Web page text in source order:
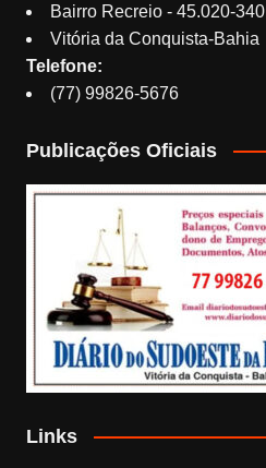
Bairro Recreio - 45.020-340
Vitória da Conquista-Bahia
Telefone:
(77) 99826-5676
Publicações Oficiais
Links